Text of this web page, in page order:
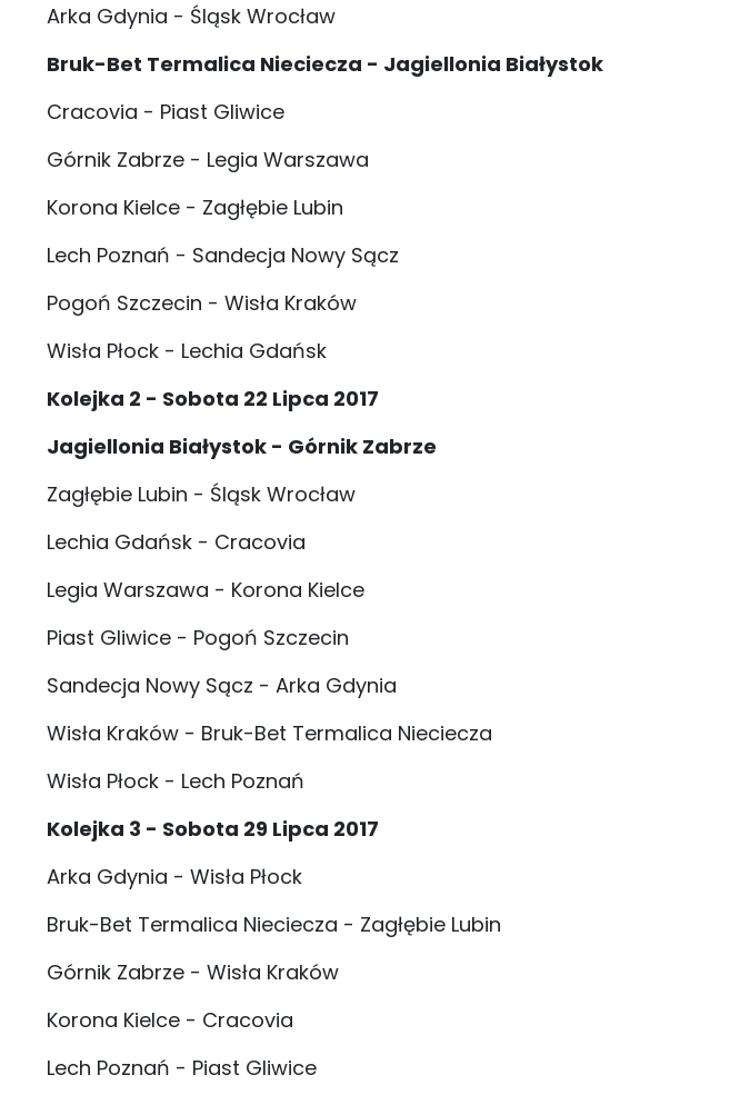
Arka Gdynia - Śląsk Wrocław
Bruk-Bet Termalica Nieciecza - Jagiellonia Białystok
Cracovia - Piast Gliwice
Górnik Zabrze - Legia Warszawa
Korona Kielce - Zagłębie Lubin
Lech Poznań - Sandecja Nowy Sącz
Pogoń Szczecin - Wisła Kraków
Wisła Płock - Lechia Gdańsk
Kolejka 2 - Sobota 22 Lipca 2017
Jagiellonia Białystok - Górnik Zabrze
Zagłębie Lubin - Śląsk Wrocław
Lechia Gdańsk - Cracovia
Legia Warszawa - Korona Kielce
Piast Gliwice - Pogoń Szczecin
Sandecja Nowy Sącz - Arka Gdynia
Wisła Kraków - Bruk-Bet Termalica Nieciecza
Wisła Płock - Lech Poznań
Kolejka 3 - Sobota 29 Lipca 2017
Arka Gdynia - Wisła Płock
Bruk-Bet Termalica Nieciecza - Zagłębie Lubin
Górnik Zabrze - Wisła Kraków
Korona Kielce - Cracovia
Lech Poznań - Piast Gliwice